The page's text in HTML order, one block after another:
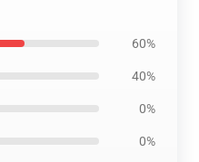
60%
40%
0%
0%